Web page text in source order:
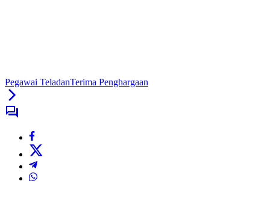
Pegawai TeladanTerima Penghargaan